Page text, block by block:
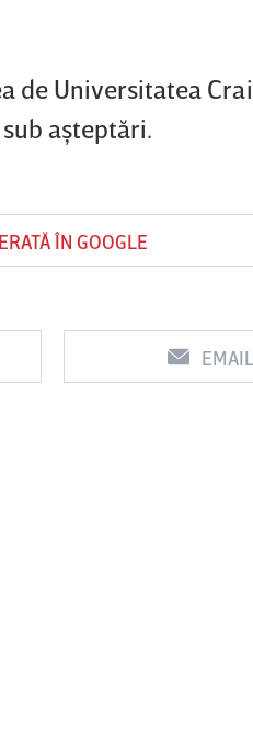
de Universitatea
aşteptări.
ÎN GOOGLE
EMAIL